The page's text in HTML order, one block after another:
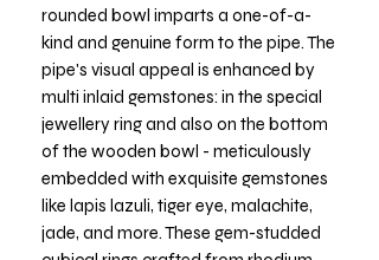
rounded bowl imparts a one-of-a-
kind and genuine form to the pipe. The
pipe's visual appeal is enhanced by
multi inlaid gemstones: in the special
jewellery ring and also on the bottom
of the wooden bowl - meticulously
embedded with exquisite gemstones
like lapis lazuli, tiger eye, malachite,
jade, and more. These gem-studded